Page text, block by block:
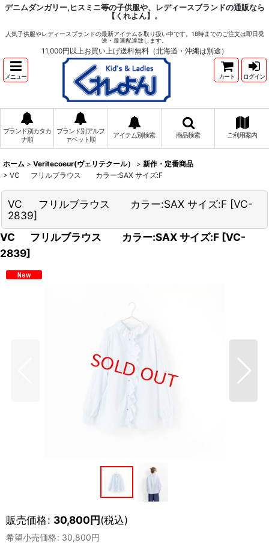
デニムダンガリー,ヒスミニ等の子供服や、レディースブランドの通販なら
【くれよん】。
人気子供服やレディースブランドの最新アイテムを取り扱い中です。18時までのご注文は即日発
送・最速配達致します。
11,000円以上お買い上げ送料無料（北海道・沖縄は別途）
メニュー カート ログイン
ブランド別カタカ
ナ順
ブランド別アルフ
ァベット順
アイテム別検索 商品検索 ご利用案内
ホーム > Veritecoeur(ヴェリテクール） > 新作・定番商品
> VC フリルブラウス カラー:SAX サイズ:F
VC フリルブラウス カラー:SAX サイズ:F [VC-
2839]
VC フリルブラウス カラー:SAX サイズ:F [VC-
2839]
販売価格: 30,800円(税込)
希望小売価格: 30,800円